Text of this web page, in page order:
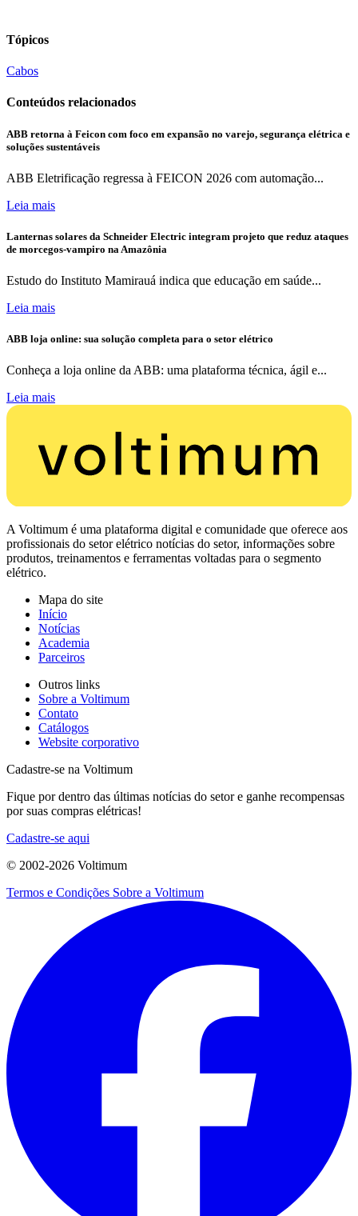
Tópicos
Cabos
Conteúdos relacionados
ABB retorna à Feicon com foco em expansão no varejo, segurança elétrica e
soluções sustentáveis
ABB Eletrificação regressa à FEICON 2026 com automação...
Leia mais
Lanternas solares da Schneider Electric integram projeto que reduz ataques
de morcegos-vampiro na Amazônia
Estudo do Instituto Mamirauá indica que educação em saúde...
Leia mais
ABB loja online: sua solução completa para o setor elétrico
Conheça a loja online da ABB: uma plataforma técnica, ágil e...
Leia mais
A Voltimum é uma plataforma digital e comunidade que oferece aos
profissionais do setor elétrico notícias do setor, informações sobre
produtos, treinamentos e ferramentas voltadas para o segmento
elétrico.
Mapa do site
Início
Notícias
Academia
Parceiros
Outros links
Sobre a Voltimum
Contato
Catálogos
Website corporativo
Cadastre-se na Voltimum
Fique por dentro das últimas notícias do setor e ganhe recompensas
por suas compras elétricas!
Cadastre-se aqui
© 2002-2026 Voltimum
Termos e Condições Sobre a Voltimum